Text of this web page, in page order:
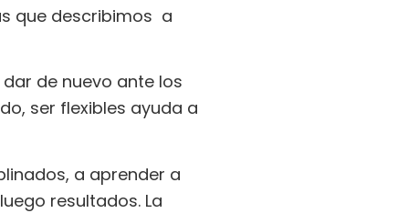
que describimos a
de nuevo ante los
ser flexibles ayuda a
a aprender a
resultados. La